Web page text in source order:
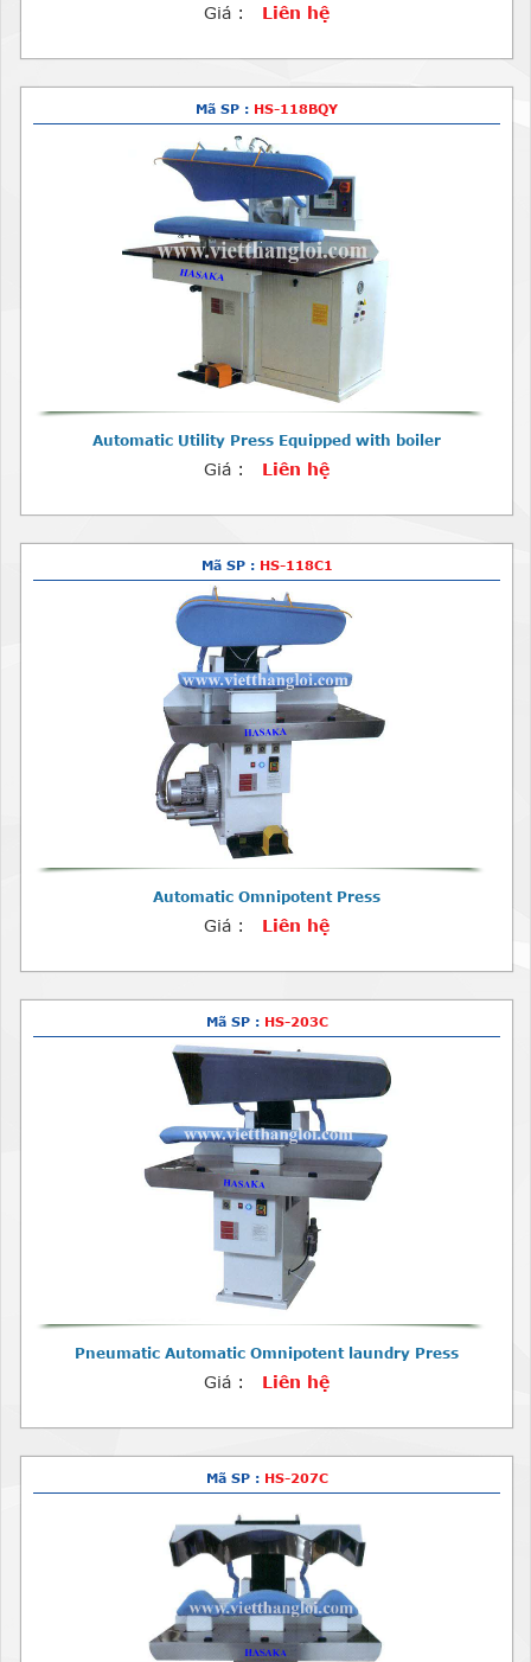
Giá : Liên hệ
Mã SP : HS-118BQY
Automatic Utility Press Equipped with boiler
Giá : Liên hệ
Mã SP : HS-118C1
Automatic Omnipotent Press
Giá : Liên hệ
Mã SP : HS-203C
Pneumatic Automatic Omnipotent laundry Press
Giá : Liên hệ
Mã SP : HS-207C